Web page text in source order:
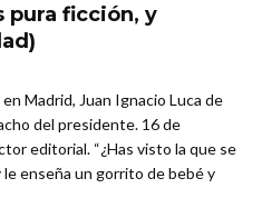
pura ficción, y
Madrid, Juan Ignacio Luca de
del presidente. 16 de
editorial. “¿Has visto la que se
le enseña un gorrito de bebé y